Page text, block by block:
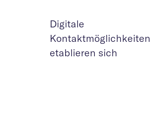
Digitale
Kontaktmöglichkeiten
etablieren sich